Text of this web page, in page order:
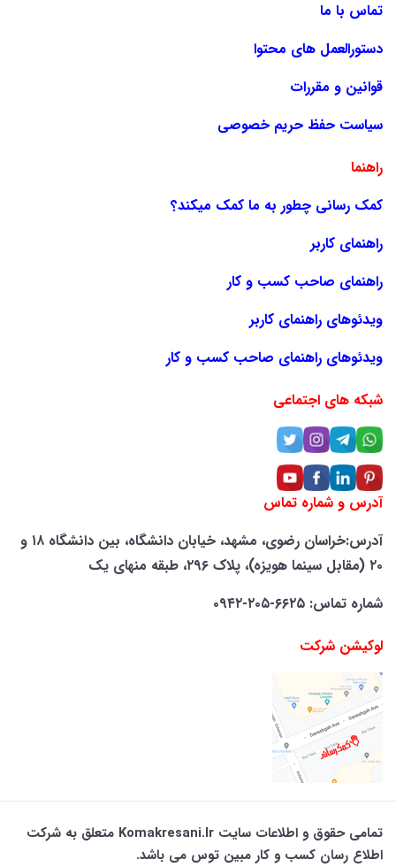
تماس با ما
دستورالعمل های محتوا
قوانین و مقررات
سیاست حفظ حریم خصوصی
راهنما
کمک رسانی چطور به ما کمک میکند؟
راهنمای کاربر
راهنمای صاحب کسب و کار
ویدئوهای راهنمای کاربر
ویدئوهای راهنمای صاحب کسب و کار
شبکه های اجتماعی
آدرس و شماره تماس
آدرس:خراسان رضوی، مشهد، خیابان دانشگاه، بین دانشگاه ۱۸ و
۲۰ (مقابل سینما هویزه)، پلاک ۲۹۶، طبقه منهای یک
شماره تماس: ۶۶۲۵-۲۰۵-۰۹۴۲
لوکیشن شرکت
تمامی حقوق و اطلاعات سایت Komakresani.ir متعلق به شرکت
اطلاع رسان کسب و کار مبین توس می باشد.